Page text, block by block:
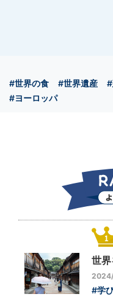
#世界の食 #世界遺産
#ヨーロッパ
世
#学